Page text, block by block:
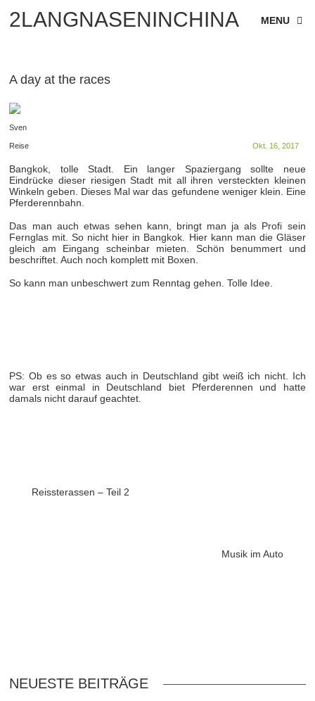
2LANGNASENINCHINA MENU
A day at the races
Sven
Okt. 16, 2017
Reise
Bangkok, tolle Stadt. Ein langer Spaziergang sollte neue
Eindrücke dieser riesigen Stadt mit all ihren versteckten kleinen
Winkeln geben. Dieses Mal war das gefundene weniger klein. Eine
Pferderennbahn.
Das man auch etwas sehen kann, bringt man ja als Profi sein
Fernglas mit. So nicht hier in Bangkok. Hier kann man die Gläser
gleich am Eingang scheinbar mieten. Schön benummert und
beschriftet. Auch noch komplett mit Boxen.
So kann man unbeschwert zum Renntag gehen. Tolle Idee.
PS: Ob es so etwas auch in Deutschland gibt weiß ich nicht. Ich
war erst einmal in Deutschland biet Pferderennen und hatte
damals nicht darauf geachtet.
Reissterassen – Teil 2
Musik im Auto
NEUESTE BEITRÄGE